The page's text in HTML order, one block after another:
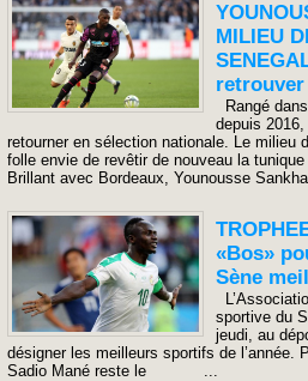
MILIEU
retrouver
Rangé
depuis
retourner en sélection nationale. Le milieu
folle envie de revêtir de nouveau la
Brillant avec Bordeaux, Younousse
«Bos»
Sène
sportive du
jeudi, au
désigner les meilleurs sportifs de l’année.
Sadio Mané reste le ...